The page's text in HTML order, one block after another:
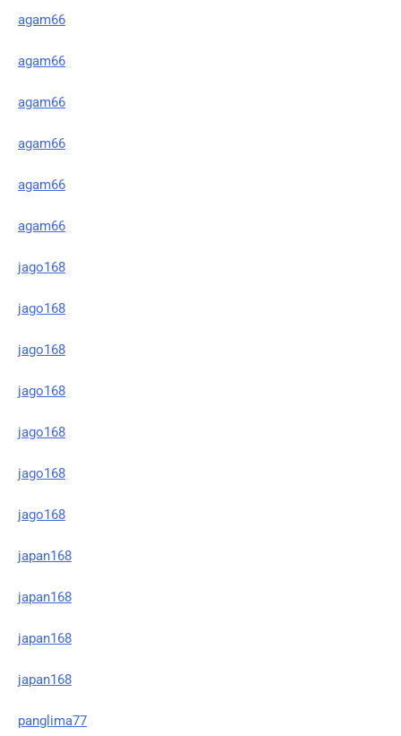
agam66
agam66
agam66
agam66
agam66
agam66
jago168
jago168
jago168
jago168
jago168
jago168
jago168
japan168
japan168
japan168
japan168
panglima77